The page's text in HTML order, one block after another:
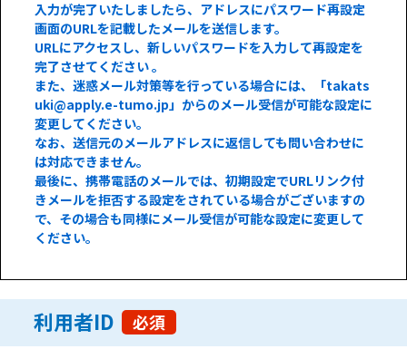
入力が完了いたしましたら、アドレスにパスワード再設定
画面のURLを記載したメールを送信します。
URLにアクセスし、新しいパスワードを入力して再設定を
完了させてください 。
また、迷惑メール対策等を行っている場合には、「takats
uki@apply.e-tumo.jp」からのメール受信が可能な設定に
変更してください。
なお、送信元のメールアドレスに返信しても問い合わせに
は対応できません。
最後に、携帯電話のメールでは、初期設定でURLリンク付
きメールを拒否する設定をされている場合がございますの
で、その場合も同様にメール受信が可能な設定に変更して
ください。
利用者ID 必須